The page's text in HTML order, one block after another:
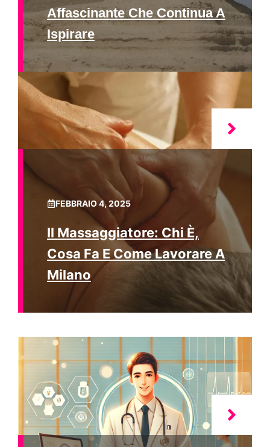
Affascinante Che Continua A
Ispirare
FEBBRAIO 4, 2025
Il Massaggiatore: Chi È,
Cosa Fa E Come Lavorare A
Milano